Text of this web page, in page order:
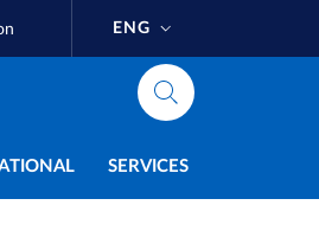
ENG
SERVICES